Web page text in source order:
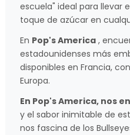
escuela" ideal para llevar
toque de azúcar en
En Pop's America ,
estadounidenses más
disponibles en Francia,
Europa.
En Pop's America, nos
y el sabor inimitable de
nos fascina de los